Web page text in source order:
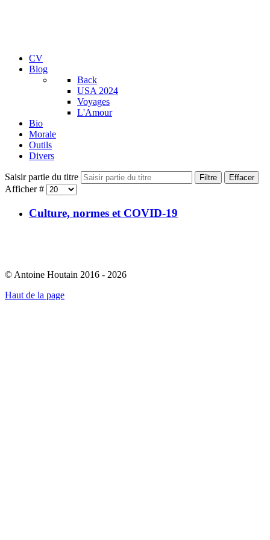
CV
Blog
Back
USA 2024
Voyages
L'Amour
Bio
Morale
Outils
Divers
Saisir partie du titre Filtre Effacer
Afficher #
Culture, normes et COVID-19
© Antoine Houtain 2016 - 2026
Haut de la page